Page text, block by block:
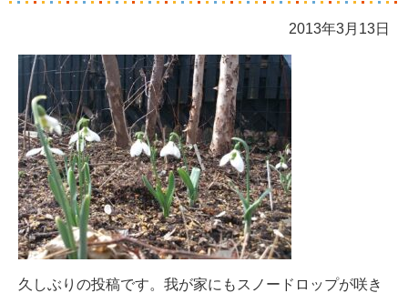
2013年3月13日
久しぶりの投稿です。我が家にもスノードロップが咲き